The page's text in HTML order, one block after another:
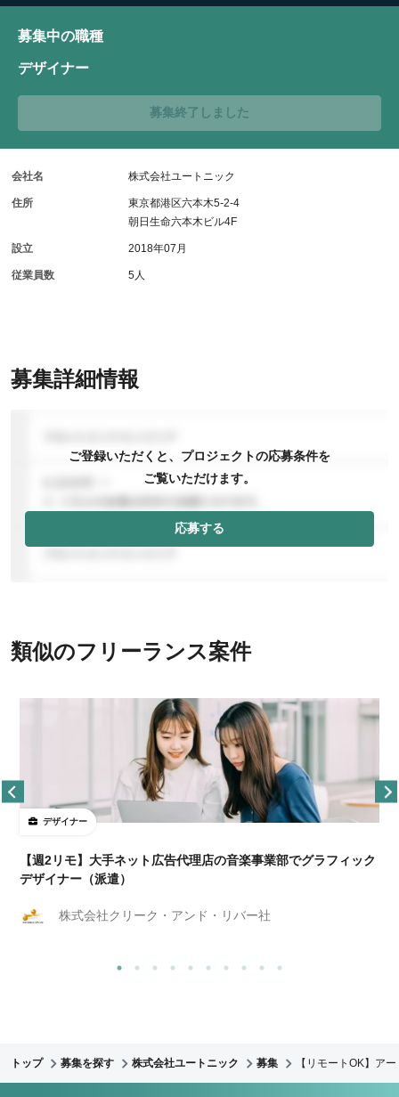
募集詳細情報
ご登録いただくと、プロジェクトの応募条件を
ご覧いただけます。
応募する
募集中の職種
デザイナー
募集終了しました
会社名 株式会社ユートニック
住所
東京都港区六本木5-2-4
朝日生命六本木ビル4F
設立 2018年07月
従業員数 5人
類似のフリーランス案件
デザイナー
【週2リモ】大手ネット広告代理店の音楽事業部でグラフィック
デザイナー（派遣）
株式会社クリーク・アンド・リバー社
トップ 募集を探す 株式会社ユートニック 募集 【リモートOK】ア